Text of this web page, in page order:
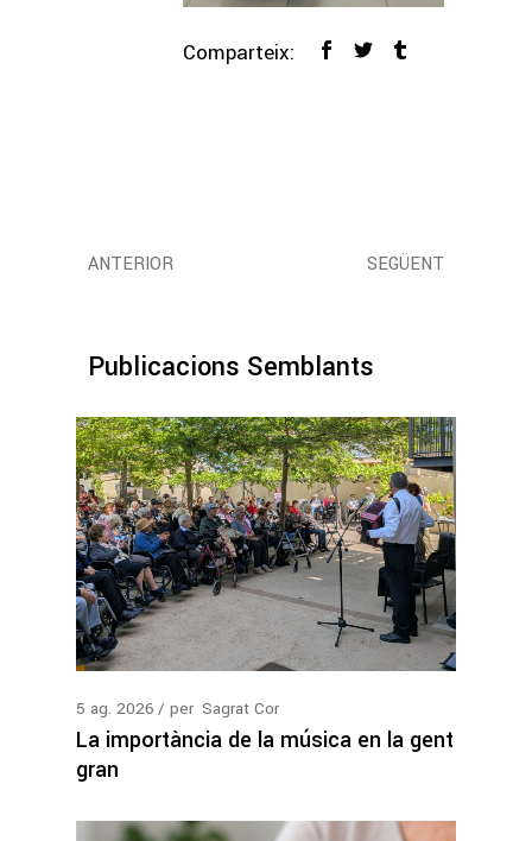
Comparteix:
ANTERIOR SEGÜENT
Publicacions Semblants
5 ag. 2026 per Sagrat Cor
La importància de la música en la gent
gran